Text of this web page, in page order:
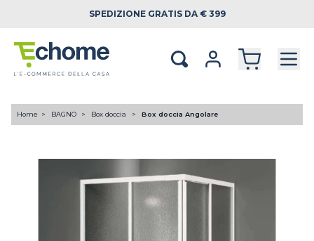
SPEDIZIONE GRATIS DA € 399
Home BAGNO Box doccia Box doccia Angolare